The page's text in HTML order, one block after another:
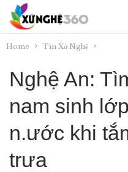
Home Tin Xứ Nghệ
Nghệ An:
nam sinh
n.ước khi
trưa